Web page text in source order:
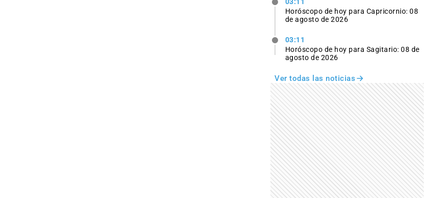
Horóscopo de hoy para Capricornio: 08
de agosto de 2026
03:11
Horóscopo de hoy para Sagitario: 08 de
agosto de 2026
Ver todas las noticias